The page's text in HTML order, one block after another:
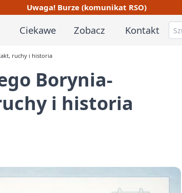
Uwaga! Burze (komunikat RSO)
Ciekawe Zobacz Kontakt
ruchy i historia
Borynia-
i historia